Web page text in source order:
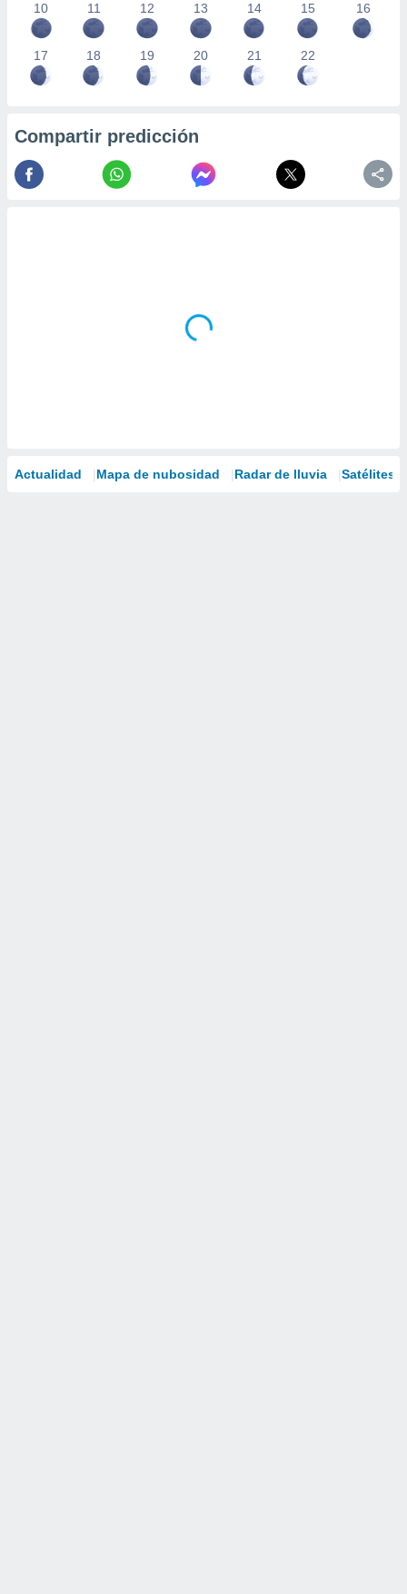
10 11 12 13 14 15 16
17 18 19 20 21 22
Compartir predicción
Actualidad Mapa de nubosidad Radar de lluvia Satélites